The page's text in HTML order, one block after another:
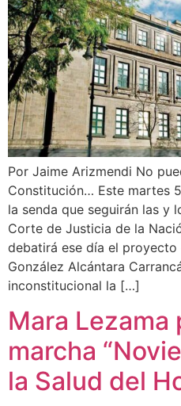
Por Jaime Arizmendi No
Constitución… Este martes
la senda que seguirán las y
Corte de Justicia de la
debatirá ese día el
González Alcántara
inconstitucional la […]
Mara Lezama
marcha
la Salud del